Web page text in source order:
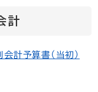
計
計予算書（当初）